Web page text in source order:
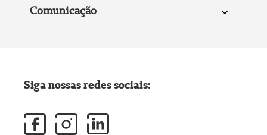
Comunicação
Siga nossas redes sociais: